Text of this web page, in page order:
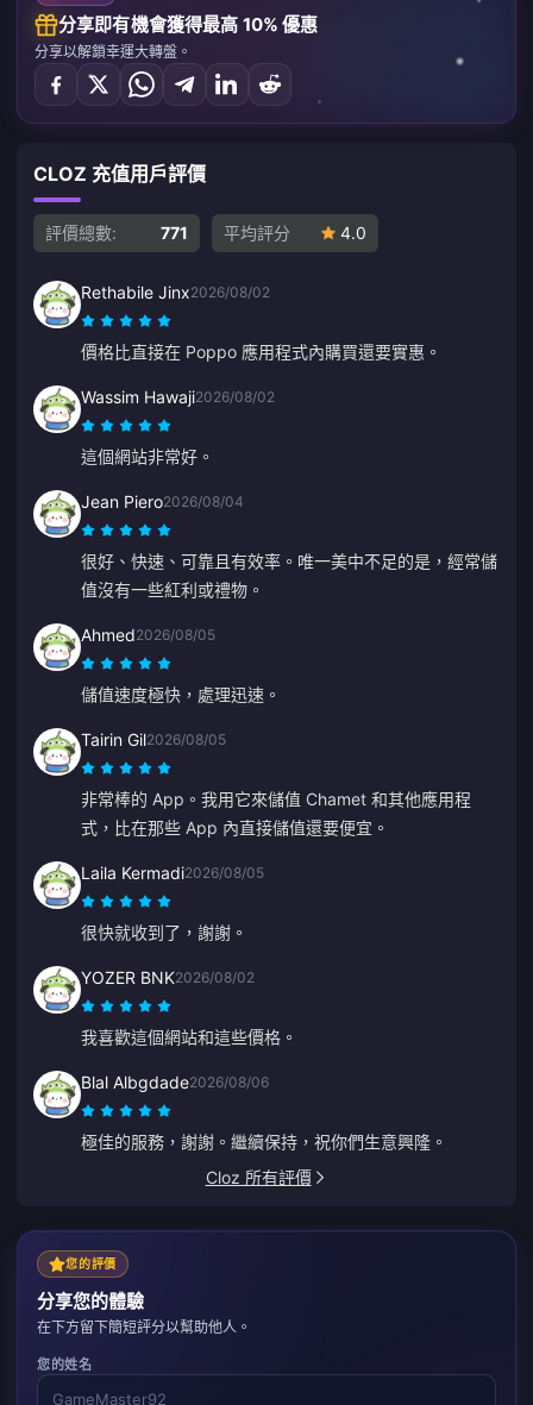
分享即有機會獲得最高 10% 優惠
分享以解鎖幸運大轉盤。
CLOZ 充值用戶評價
評價總數: 771 平均評分 4.0
Rethabile Jinx2026/08/02
價格比直接在 Poppo 應用程式內購買還要實惠。
Wassim Hawaji2026/08/02
這個網站非常好。
Jean Piero2026/08/04
很好、快速、可靠且有效率。唯一美中不足的是，經常儲
值沒有一些紅利或禮物。
Ahmed2026/08/05
儲值速度極快，處理迅速。
Tairin Gil2026/08/05
非常棒的 App。我用它來儲值 Chamet 和其他應用程
式，比在那些 App 內直接儲值還要便宜。
Laila Kermadi2026/08/05
很快就收到了，謝謝。
YOZER BNK2026/08/02
我喜歡這個網站和這些價格。
Blal Albgdade2026/08/06
極佳的服務，謝謝。繼續保持，祝你們生意興隆。
Cloz 所有評價
您的評價
分享您的體驗
在下方留下簡短評分以幫助他人。
您的姓名